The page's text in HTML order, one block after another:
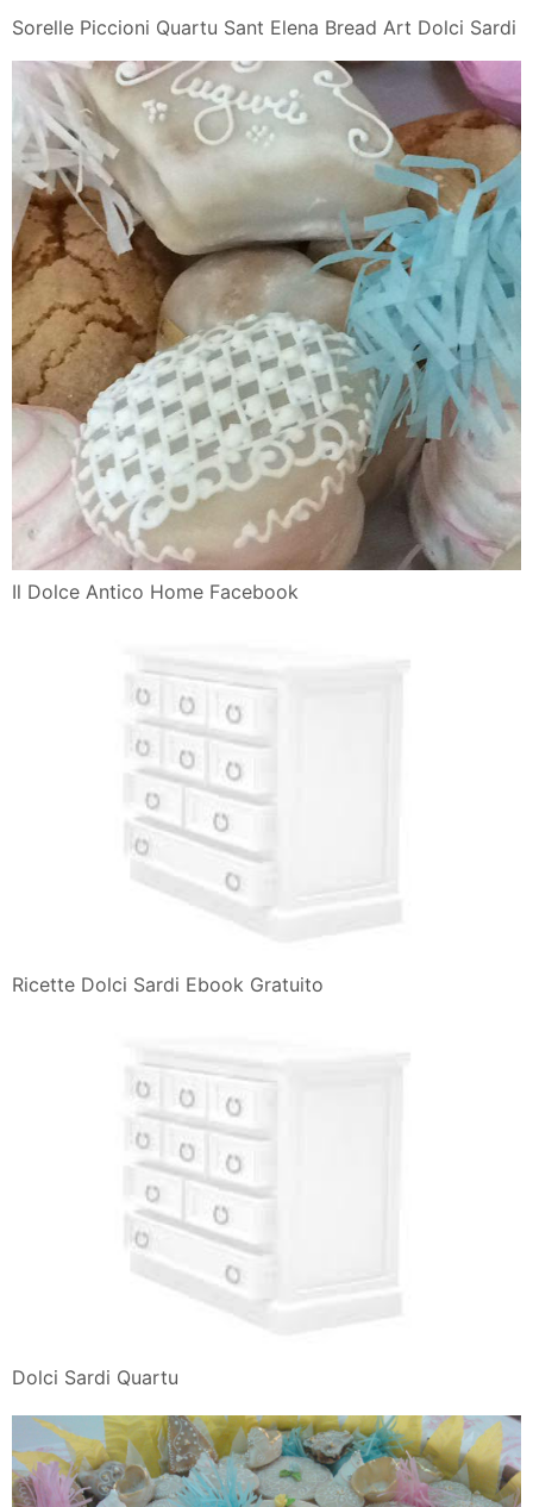
Sorelle Piccioni Quartu Sant Elena Bread Art Dolci Sardi
Il Dolce Antico Home Facebook
Ricette Dolci Sardi Ebook Gratuito
Dolci Sardi Quartu